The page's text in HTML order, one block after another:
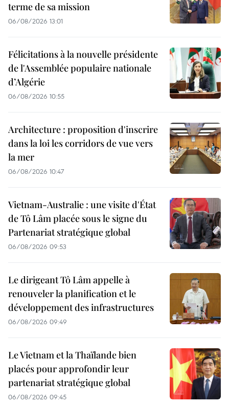
terme de sa mission
06/08/2026 13:01
Félicitations à la nouvelle présidente
de l'Assemblée populaire nationale
d’Algérie
06/08/2026 10:55
Architecture : proposition d'inscrire
dans la loi les corridors de vue vers
la mer
06/08/2026 10:47
Vietnam-Australie : une visite d'État
de Tô Lâm placée sous le signe du
Partenariat stratégique global
06/08/2026 09:53
Le dirigeant Tô Lâm appelle à
renouveler la planification et le
développement des infrastructures
06/08/2026 09:49
Le Vietnam et la Thaïlande bien
placés pour approfondir leur
partenariat stratégique global
06/08/2026 09:45